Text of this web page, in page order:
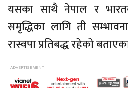
यसका साथै नेपाल र
समृद्धिका लागि ती
रास्वपा प्रतिबद्ध रहेको